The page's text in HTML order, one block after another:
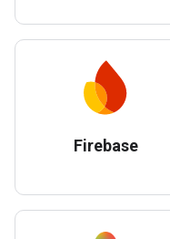
Firebase